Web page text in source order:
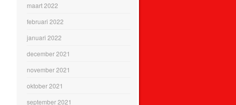
maart 2022
februari 2022
januari 2022
december 2021
november 2021
oktober 2021
september 2021